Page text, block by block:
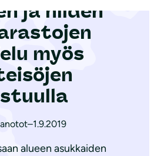
ja niiden
myös
–1.9.2019
alueen asukkaiden